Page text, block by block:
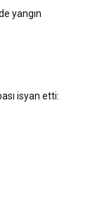
yangın
isyan etti: